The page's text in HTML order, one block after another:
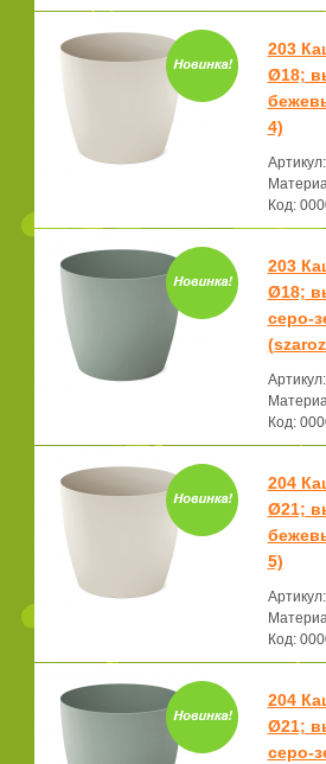
203
Ø18;
4)
Код:
203
Ø18;
серо-
Код:
204
Ø21;
5)
Код:
204
Ø21;
серо-